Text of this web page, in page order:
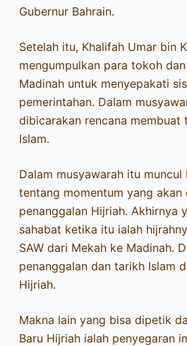
Gubernur Bahrain.
Setelah itu, Khalifah Umar bin
mengumpulkan para tokoh
Madinah untuk menyepakati
pemerintahan. Dalam
dibicarakan rencana membuat
Islam.
Dalam musyawarah itu muncul
tentang momentum yang akan
penanggalan Hijriah. Akhirnya
sahabat ketika itu ialah
SAW dari Mekah ke Madinah.
penanggalan dan tarikh Islam
Hijriah.
Makna lain yang bisa dipetik
Baru Hijriah ialah penyegaran